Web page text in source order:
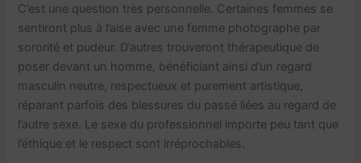
C’est une question très personnelle. Certaines femmes se
sentiront plus à l’aise avec une femme photographe par
sororité et pudeur. D’autres trouveront thérapeutique de
poser devant un homme, bénéficiant ainsi d’un regard
masculin neutre, respectueux et purement artistique,
réparant parfois des blessures du passé liées au regard de
l’autre sexe. Le sexe du professionnel importe peu tant que
l’éthique et le respect sont irréprochables.